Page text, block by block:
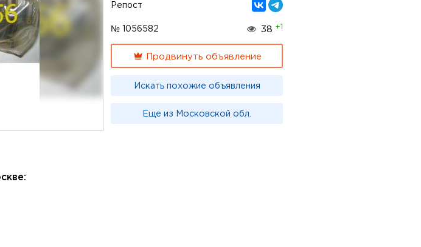
Репост
№ 1056582 38 +1
Продвинуть объявление
Искать похожие объявления
Еще из Московской обл.